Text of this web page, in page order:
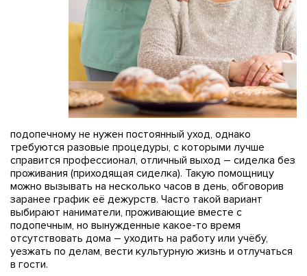
подопечному не нужен постоянный уход, однако
требуются разовые процедуры, с которыми лучше
справится профессионал, отличный выход – сиделка без
проживания (приходящая сиделка). Такую помощницу
можно вызывать на несколько часов в день, обговорив
заранее график её дежурств. Часто такой вариант
выбирают наниматели, проживающие вместе с
подопечным, но вынужденные какое-то время
отсутствовать дома – уходить на работу или учёбу,
уезжать по делам, вести культурную жизнь и отлучаться
в гости.